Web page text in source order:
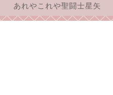
あれやこれや聖闘士星矢